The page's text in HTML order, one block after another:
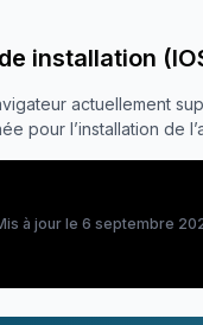
installation
actuellement
pour l’installation de
à jour le 6 septembre